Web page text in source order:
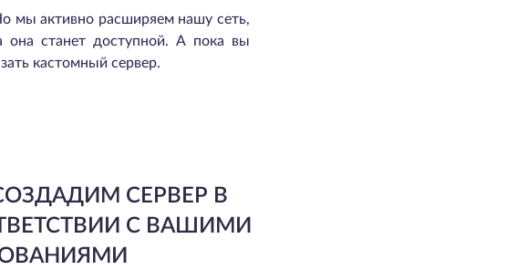
мы активно расширяем нашу сеть,
она станет доступной. А пока вы
кастомный сервер.
СЕРВЕР В
С ВАШИМИ